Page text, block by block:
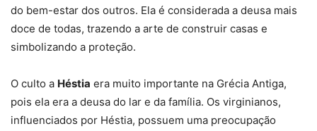
do bem-estar dos outros. Ela é considerada a deusa mais
doce de todas, trazendo a arte de construir casas e
simbolizando a proteção.
O culto a Héstia era muito importante na Grécia Antiga,
pois ela era a deusa do lar e da família. Os virginianos,
influenciados por Héstia, possuem uma preocupação